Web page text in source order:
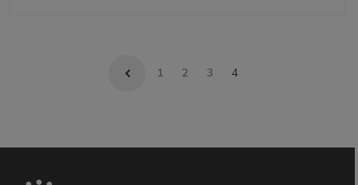
1 2 3 4